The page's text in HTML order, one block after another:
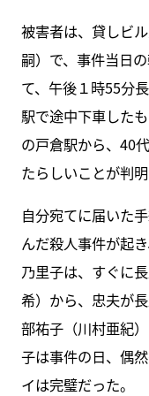
被害者は、貸しビ
嗣）で、事件当日
て、午後１時55分
駅で途中下車した
の戸倉駅から、40
たらしいことが判
自分宛てに届いた
んだ殺人事件が起
乃里子は、すぐに
希）から、忠夫が
部祐子（川村亜紀
子は事件の日、偶
イは完璧だった。